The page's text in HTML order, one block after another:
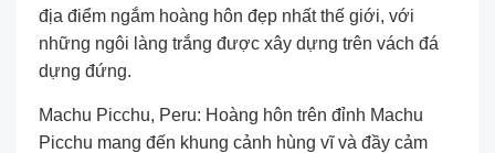
địa điểm ngắm hoàng hôn đẹp nhất thế giới, với
những ngôi làng trắng được xây dựng trên vách đá
dựng đứng.
Machu Picchu, Peru: Hoàng hôn trên đỉnh Machu
Picchu mang đến khung cảnh hùng vĩ và đầy cảm